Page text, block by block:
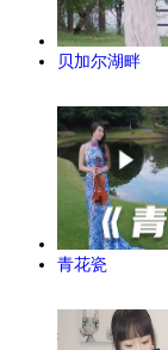
贝加尔湖畔
青花瓷